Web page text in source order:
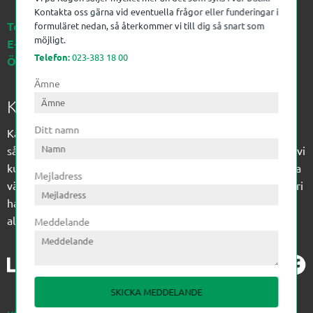
Telefon:023-383 18 00
E-post:kagon@kagon.se
Öppettider:Måndag-Fredag, 07-16
Kagon AB
Kagon har sedan 1972 levererat kompetens till
sågverksindustrin och övrig industri. Till träindustrin tillför vi
kunskap med optimeringslösningar från timmerplanen hela
vägen fram till paketering/emballering och till övrig industri
har vi ett komplement sortiment av teknikprodukter med
allt ifrån slangtillverkning till transmission och lager.
Kontakta oss gärna vid eventuella frågor eller funderingar i
formuläret nedan, så återkommer vi till dig så snart som
möjligt.
Telefon:023-383 18 00
Ämne
Ditt namn
Mejladress
Meddelande
SKICKA MEDDELANDE